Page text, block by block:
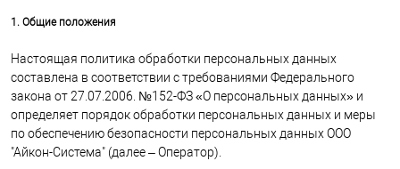
1. Общие положения
Настоящая политика обработки персональных данных
составлена в соответствии с требованиями Федерального
закона от 27.07.2006. №152-ФЗ «О персональных данных» и
определяет порядок обработки персональных данных и меры
по обеспечению безопасности персональных данных ООО
"Айкон-Система" (далее – Оператор).